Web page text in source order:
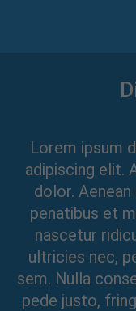
Lorem ipsum
adipiscing elit.
dolor.
penatibus et
nascetur
ultricies nec,
sem. Nulla
pede justo,